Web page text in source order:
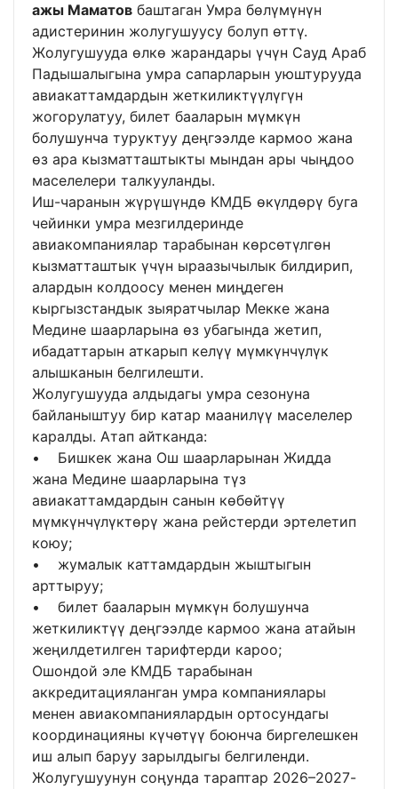
ажы Маматов баштаган Умра бөлүмүнүн
адистеринин жолугушуусу болуп өттү.
Жолугушууда өлкө жарандары үчүн Сауд Араб
Падышалыгына умра сапарларын уюштурууда
авиакаттамдардын жеткиликтүүлүгүн
жогорулатуу, билет бааларын мүмкүн
болушунча туруктуу деңгээлде кармоо жана
өз ара кызматташтыкты мындан ары чыңдоо
маселелери талкууланды.
Иш-чаранын жүрүшүндө КМДБ өкүлдөрү буга
чейинки умра мезгилдеринде
авиакомпаниялар тарабынан көрсөтүлгөн
кызматташтык үчүн ыраазычылык билдирип,
алардын колдоосу менен миңдеген
кыргызстандык зыяратчылар Мекке жана
Медине шаарларына өз убагында жетип,
ибадаттарын аткарып келүү мүмкүнчүлүк
алышканын белгилешти.
Жолугушууда алдыдагы умра сезонуна
байланыштуу бир катар маанилүү маселелер
каралды. Атап айтканда:
• Бишкек жана Ош шаарларынан Жидда
жана Медине шаарларына түз
авиакаттамдардын санын көбөйтүү
мүмкүнчүлүктөрү жана рейстерди эртелетип
коюу;
• жумалык каттамдардын жыштыгын
арттыруу;
• билет бааларын мүмкүн болушунча
жеткиликтүү деңгээлде кармоо жана атайын
жеңилдетилген тарифтерди кароо;
Ошондой эле КМДБ тарабынан
аккредитацияланган умра компаниялары
менен авиакомпаниялардын ортосундагы
координацияны күчөтүү боюнча биргелешкен
иш алып баруу зарылдыгы белгиленди.
Жолугушуунун соңунда тараптар 2026–2027-